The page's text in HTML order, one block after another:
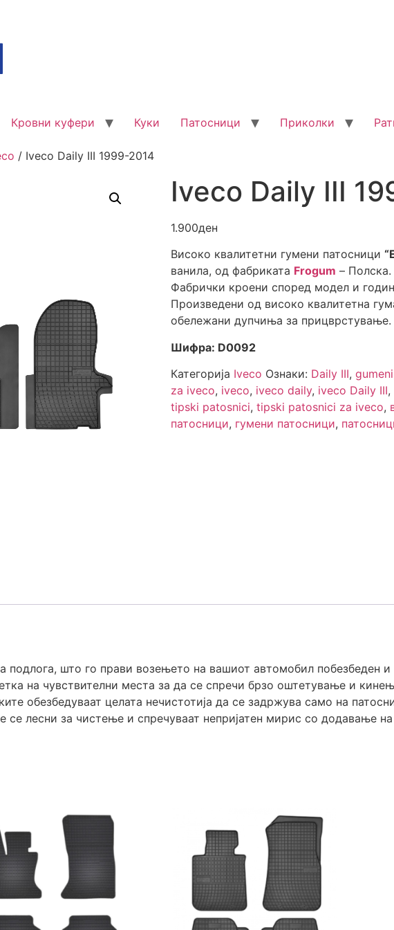
Кровни куфери Куки Патосници Приколки
/ Iveco Daily III 1999-2014
Iveco Daily III
1.900ден
Високо квалитетни гумени патосници
ванила, од фабриката Frogum – Полска.
Фабрички кроени според модел и
Произведени од високо квалитетна
обележани дупчиња за прицврстување.
Шифра: D0092
Категорија Iveco Ознаки: Daily III,
za iveco, iveco, iveco daily, iveco Daily III,
tipski patosnici, tipski patosnici za iveco,
патосници, гумени патосници,
подлога, што го прави возењето на вашиот автомобил побезбеден и
на чувствителни места за да се спречи брзо оштетување и
обезбедуваат целата нечистотија да се задржува само на
се лесни за чистење и спречуваат непријатен мирис со додавање